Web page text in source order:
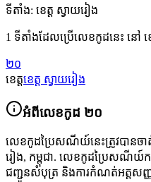
ទីតាំង: ខេត្ត ស្វាយរៀង
1 ទីតាំងដែលប្រើលេខកូដនេះ នៅ ខេ
២០
ខេត្តខេត្ត ស្វាយរៀង
អំពីលេខកូដ ២០
លេខកូដប្រៃសណីយ៍នេះត្រូវបានចា
រៀង, កម្ពុជា. លេខកូដប្រៃសណីយ៍កម្
ជញ្ជូនសំបុត្រ និងការកំណត់អត្តសញ្